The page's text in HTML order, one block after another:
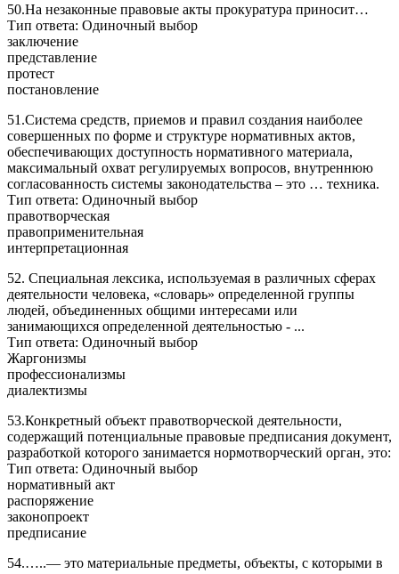
50.На незаконные правовые акты прокуратура приносит…
Тип ответа: Одиночный выбор
заключение
представление
протест
постановление
51.Система средств, приемов и правил создания наиболее
совершенных по форме и структуре нормативных актов,
обеспечивающих доступность нормативного материала,
максимальный охват регулируемых вопросов, внутреннюю
согласованность системы законодательства – это … техника.
Тип ответа: Одиночный выбор
правотворческая
правоприменительная
интерпретационная
52. Специальная лексика, используемая в различных сферах
деятельности человека, «словарь» определенной группы
людей, объединенных общими интересами или
занимающихся определенной деятельностью - ...
Тип ответа: Одиночный выбор
Жаргонизмы
профессионализмы
диалектизмы
53.Конкретный объект правотворческой деятельности,
содержащий потенциальные правовые предписания документ,
разработкой которого занимается нормотворческий орган, это:
Тип ответа: Одиночный выбор
нормативный акт
распоряжение
законопроект
предписание
54.…..— это материальные предметы, объекты, с которыми в